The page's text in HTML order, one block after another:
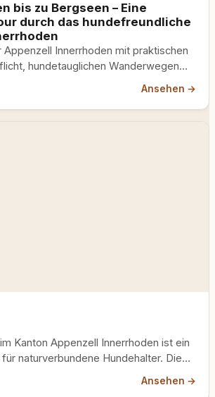
bis zu Bergseen – Eine
durch das hundefreundliche
Innerrhoden mit praktischen
hundetauglichen Wanderwegen
Ansehen →
Kanton Appenzell Innerrhoden ist ein
naturverbundene Hundehalter. Die
Ansehen →